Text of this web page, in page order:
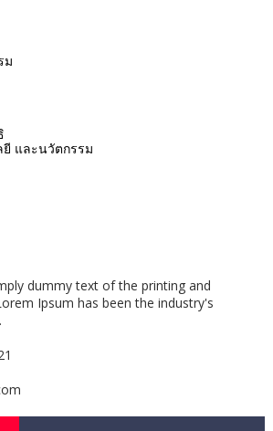
ม
ยี และนวัตกรรม
dummy text of the printing and
Ipsum has been the industry's